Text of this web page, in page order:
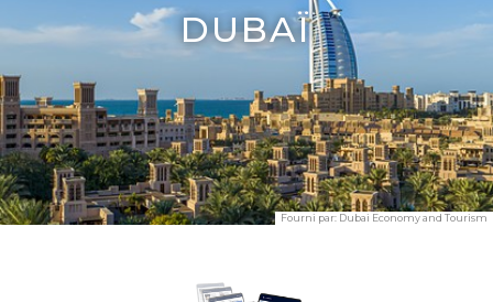
DUBAÏ
Fourni par: Dubai Economy and Tourism